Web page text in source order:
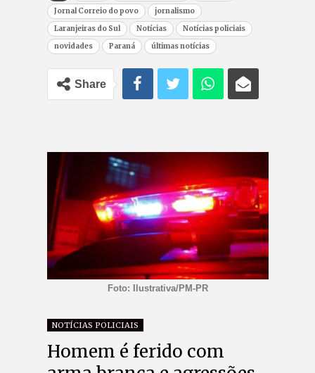
Jornal Correio do povo
jornalismo
Laranjeiras do Sul
Notícias
Notícias policiais
novidades
Paraná últimas notícias
Share
Foto: Ilustrativa/PM-PR
NOTÍCIAS POLICIAIS
Homem é ferido com